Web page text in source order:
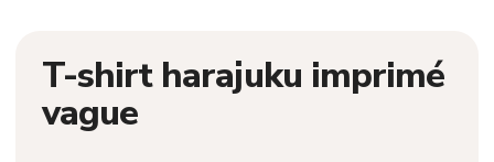
T-shirt harajuku imprimé
vague